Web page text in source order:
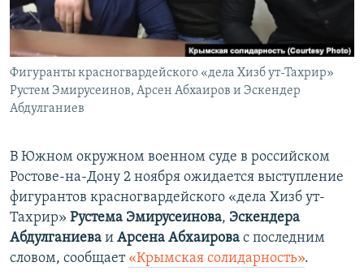
ELIFBE
УКРАИНСКАЯ ПРОБЛЕМА КРЫМА
Все сайты RFE/RL
Фигуранты красногвардейского «дела Хизб ут-Тахрир»
Рустем Эмирусеинов, Арсен Абхаиров и Эскендер
Абдулганиев
В Южном окружном военном суде в российском
Ростове-на-Дону 2 ноября ожидается выступление
фигурантов красногвардейского «дела Хизб ут-
Тахрир» Рустема Эмирусеинова, Эскендера
Абдулганиева и Арсена Абхаирова с последним
словом, сообщает «Крымская солидарность».